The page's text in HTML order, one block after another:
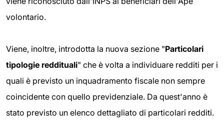
volontario.
Viene, inoltre, introdotta la nuova sezione "Particolari
tipologie reddituali" che è volta a individuare redditi per i
quali è previsto un inquadramento fiscale non sempre
coincidente con quello previdenziale. Da quest'anno è
stato previsto un elenco dettagliato di particolari redditi.